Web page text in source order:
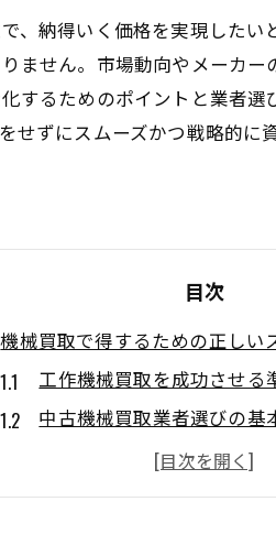
、納得いく価格を実現した
ません。市場動向やメーカ
するためのポイントと業者
せずにスムーズかつ戦略的
目次
機械買取で得するための正しい
工作機械買取を成功させる
中古機械買取業者選びの基
工場機械買取の流れとプロ
中古機械買取comや口コミ